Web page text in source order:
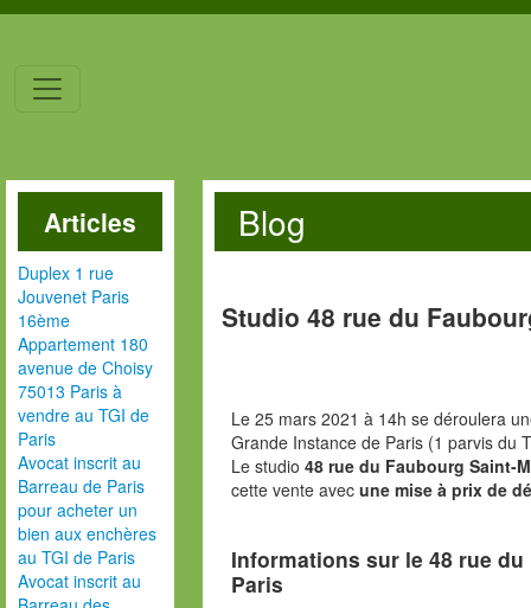
Articles
Duplex 1 rue
Jouvenet Paris
16ème
Appartement 180
avenue de Choisy
75013 Paris à
vendre au TGI de
Paris
Avocat inscrit au
Barreau de Paris
pour acheter un
bien aux enchères
au TGI de Paris
Avocat inscrit au
Blog
Studio 48 rue du
Le 25 mars 2021 à 14h se déroulera
Grande Instance de Paris (1 parvis du
Le studio 48 rue du Faubourg Saint-
cette vente avec une mise à prix de
Informations sur le 48 rue
Paris